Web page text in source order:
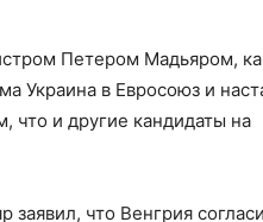
Петером Мадьяром,
Украина в Евросоюз и
что и другие кандидаты на
что Венгрия